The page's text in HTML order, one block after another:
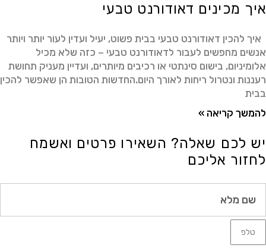
איך מכינים דאודורנט טבעי
איך להכין דאודורנט טבעי בבית פשוט, יעיל ועדין לעור יותר ויותר
אנשים מחפשים לעבור לדאודורנט טבעי – כזה שלא מכיל
אלומיניום, בישום סינתטי או רכיבים מיותרים, ועדיין מעניק תחושת
רעננות ונטרול ריחות לאורך היום.החדשות הטובות הן שאפשר להכין
בבית
להמשך קריאה »
יש לכם שאלה? השאירו פרטים ואשמח
לחזור אליכם